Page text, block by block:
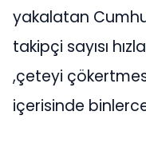
yakalatan
takipçi sayısı
,çeteyi
içerisinde